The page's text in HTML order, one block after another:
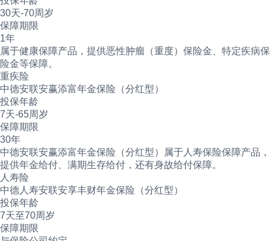
30天-70周岁
保障期限
1年
属于健康保障产品，提供恶性肿瘤（重度）保险金、特定疾病保
险金等保障。
重疾险
中德安联安赢添富年金保险（分红型）
投保年龄
7天-65周岁
保障期限
30年
中德安联安赢添富年金保险（分红型）属于人寿保险保障产品，
提供年金给付、满期生存给付，还有身故给付保障。
人寿险
中德人寿安联安享丰财年金保险（分红型）
投保年龄
7天至70周岁
保障期限